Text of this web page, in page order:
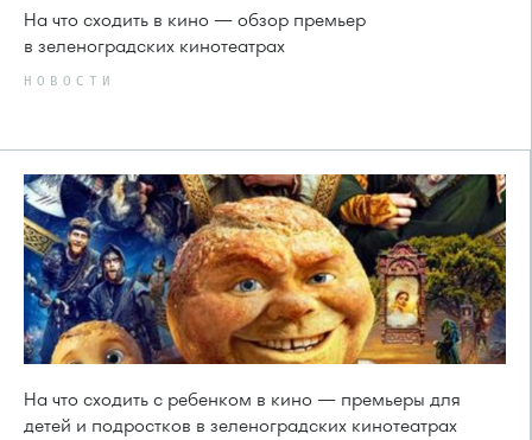
На что сходить в кино — обзор премьер
в зеленоградских кинотеатрах
НОВОСТИ
На что сходить с ребенком в кино — премьеры для
детей и подростков в зеленоградских кинотеатрах